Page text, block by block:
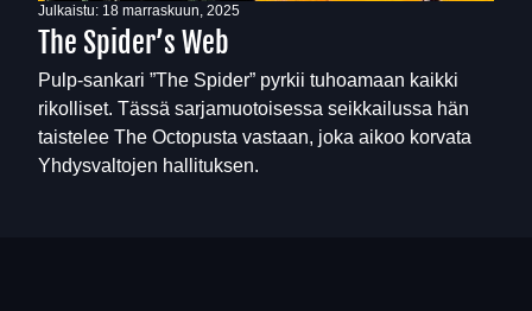
Julkaistu: 18 marraskuun, 2025
The Spider’s Web
Pulp-sankari ”The Spider” pyrkii tuhoamaan kaikki
rikolliset. Tässä sarjamuotoisessa seikkailussa hän
taistelee The Octopusta vastaan, joka aikoo korvata
Yhdysvaltojen hallituksen.